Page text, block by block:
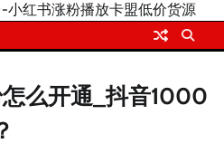
小红书涨粉播放卡盟低价货源
么开通_抖音1000